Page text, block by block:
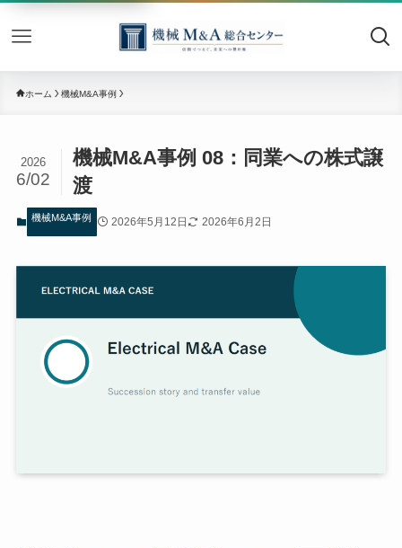
機械
ホーム 機械M&A事例
機械M&A事例 08：同業への株式譲
渡
2026
6/02
機械M&A事例 2026年5月12日 2026年6月2日